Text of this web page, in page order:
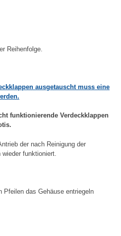
Reihenfolge.
ausgetauscht muss eine
funktionierende Verdeckklappen
der nach Reinigung der
funktioniert.
Pfeilen das Gehäuse entriegeln